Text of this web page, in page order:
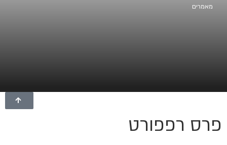
מאמרים
פרס רפפורט